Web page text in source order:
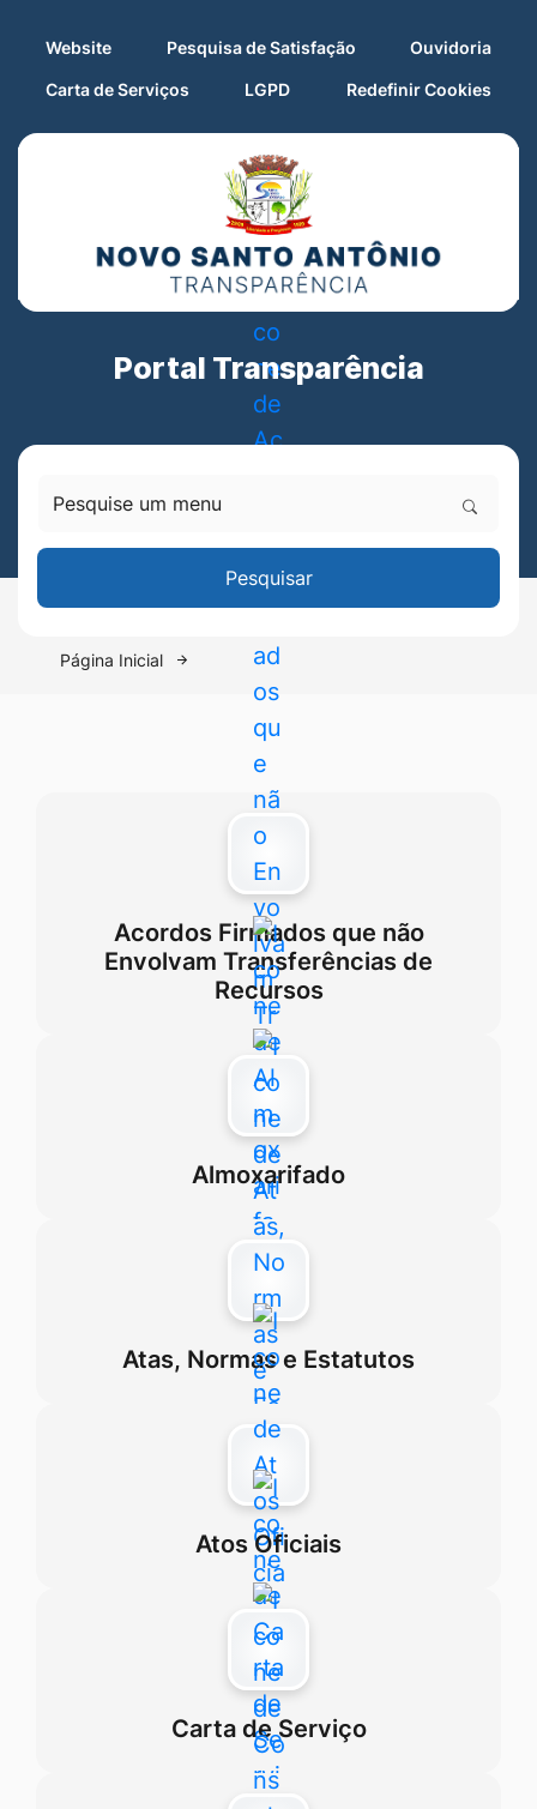
Ir para o menu [alt+2]
Ir para o rodapé [alt+4]
Website Pesquisa de Satisfação Ouvidoria
Carta de Serviços LGPD Redefinir CookiesAbrir
Portal Transparência
Pesquisar
Página Inicial
Acordos Firmados que não
Envolvam Transferências de
Recursos
Almoxarifado
Atas, Normas e Estatutos
Atos Oficiais
Carta de Serviço